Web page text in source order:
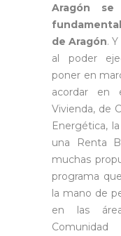
Aragón se
de Aragón.
al poder
poner en
acordar en
Vivienda, de
Energética,
una Renta
muchas
programa
la mano de
en las